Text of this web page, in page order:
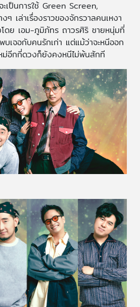
เป็นการใช้ Green Screen,
ๆ เล่าเรื่องราวของจักรวาลคนเหงา
ดย เอม-ภูมิภัทร ถาวรศิริ ชายหนุ่มที่
เจอกับคนรักเก่า แต่แม้ว่าจะหนีออก
หม่อีกกี่ดวงก็ยังคงหนีไม่พ้นสักที